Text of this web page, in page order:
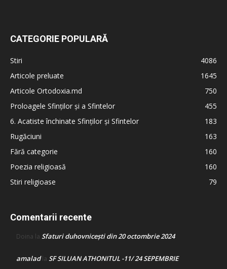
CATEGORIE POPULARĂ
Stiri
4086
Articole preluate
1645
Articole Ortodoxia.md
750
Proloagele Sfinților și a Sfintelor
455
6. Acatiste închinate Sfinților și Sfintelor
183
Rugăciuni
163
Fără categorie
160
Poezia religioasă
160
Stiri religioase
79
Comentarii recente
Doina la Sfaturi duhovnicești din 20 octombrie 2024
amaladla SF SILUAN ATHONITUL -11/ 24 SEPEMBRIE